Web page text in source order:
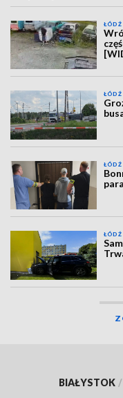
ŁÓDŹ
ŁÓDŹ
ŁÓDŹ
ŁÓDŹ
BIAŁYSTOK /